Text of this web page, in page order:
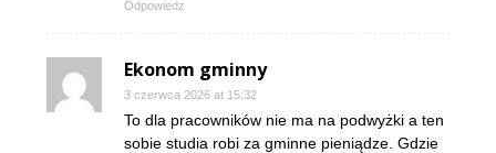
Odpowiedz
Ekonom gminny
3 czerwca 2026 at 15:32
To dla pracowników nie ma na podwyżki a ten
sobie studia robi za gminne pieniądze. Gdzie